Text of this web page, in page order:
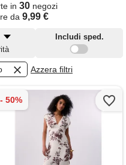
in 30 negozi
da 9,99 €
Includi sped.
Azzera filtri